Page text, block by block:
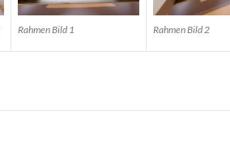
Rahmen Bild 1 Rahmen Bild 2